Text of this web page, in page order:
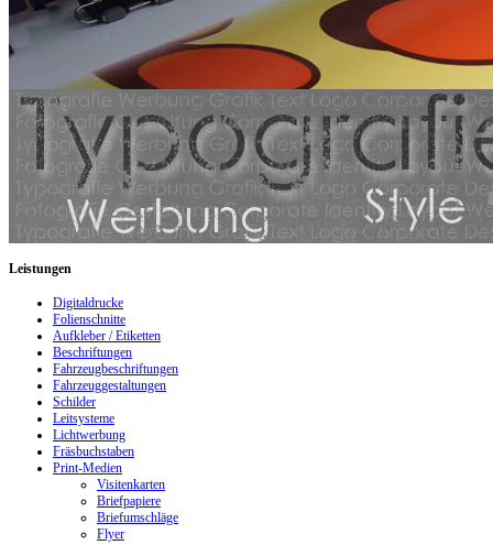
Leistungen
Digitaldrucke
Folienschnitte
Aufkleber / Etiketten
Beschriftungen
Fahrzeugbeschriftungen
Fahrzeuggestaltungen
Schilder
Leitsysteme
Lichtwerbung
Fräsbuchstaben
Print-Medien
Visitenkarten
Briefpapiere
Briefumschläge
Flyer